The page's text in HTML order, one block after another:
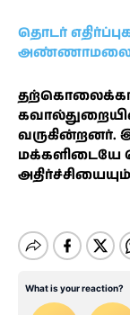
தொடர்
வருகின்றனர்.
மக்களிடையே